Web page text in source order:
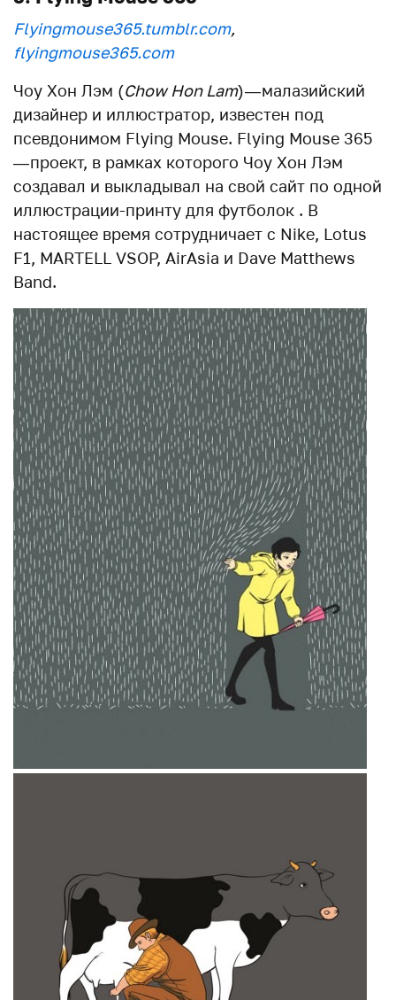
Flyingmouse365.tumblr.com,
flyingmouse365.com
Чоу Хон Лэм (Chow Hon Lam) — малазийский
дизайнер и иллюстратор, известен под
псевдонимом Flying Mouse. Flying Mouse 365
— проект, в рамках которого Чоу Хон Лэм
создавал и выкладывал на свой сайт по одной
иллюстрации-принту для футболок . В
настоящее время сотрудничает с Nike, Lotus
F1, MARTELL VSOP, AirAsia и Dave Matthews
Band.